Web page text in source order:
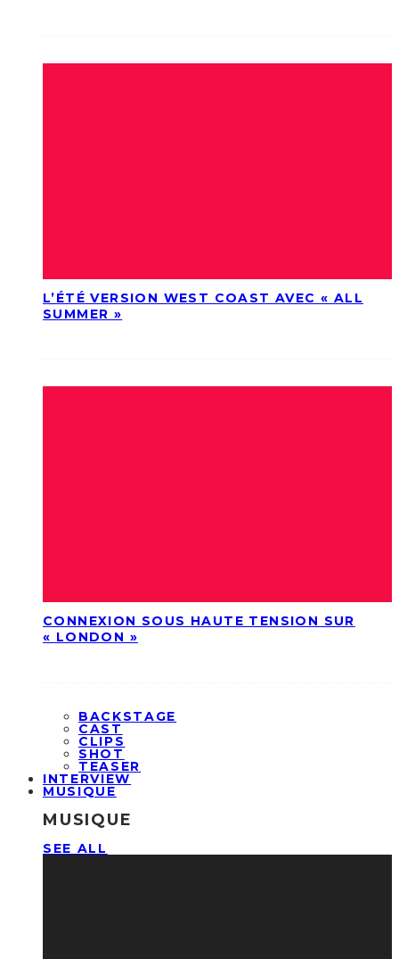
L’ÉTÉ VERSION WEST COAST AVEC « ALL
SUMMER »
CONNEXION SOUS HAUTE TENSION SUR
« LONDON »
BACKSTAGE
CAST
CLIPS
SHOT
TEASER
INTERVIEW
MUSIQUE
MUSIQUE
SEE ALL